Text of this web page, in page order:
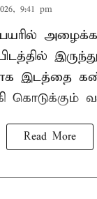
9:41 pm
இடத்தை
கொடுக்கும்
Read More